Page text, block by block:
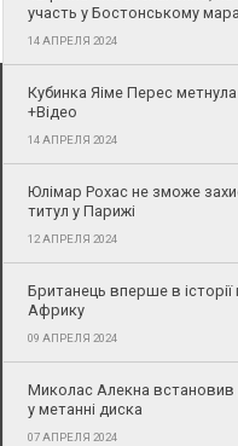
участь у Бостонському
14 АПРЕЛЯ 2024
Кубинка Яіме Перес
+Відео
14 АПРЕЛЯ 2024
Юлімар Рохас не зможе
титул у Парижі
12 АПРЕЛЯ 2024
Британець вперше в історії
Африку
09 АПРЕЛЯ 2024
Миколас Алекна
у метанні диска
07 АПРЕЛЯ 2024